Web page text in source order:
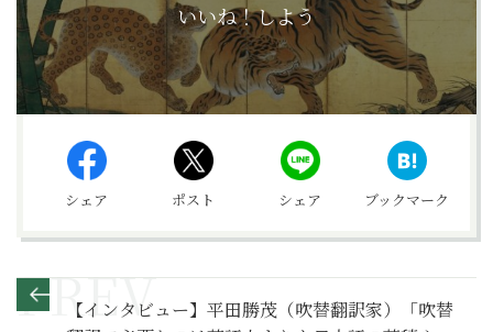
いいね！しよう
シェア ポスト シェア ブックマーク
【インタビュー】平田勝茂（吹替翻訳家）「吹替